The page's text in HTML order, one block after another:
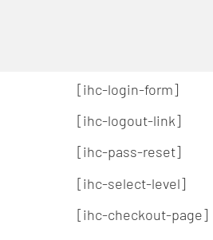
[ihc-login-form]
[ihc-logout-link]
[ihc-pass-reset]
[ihc-select-level]
[ihc-checkout-page]